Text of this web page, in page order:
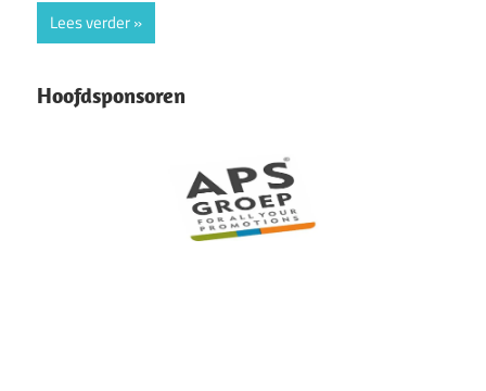
Lees verder
Hoofdsponsoren